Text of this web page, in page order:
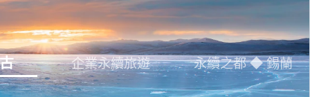
企業永續旅遊 永續之都 ◆ 錫蘭